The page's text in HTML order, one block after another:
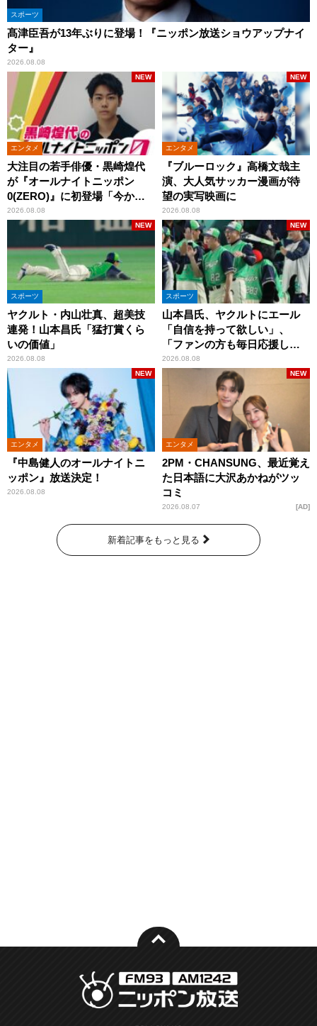
スポーツ
髙津臣吾が13年ぶりに登場！『ニッポン放送ショウアップナイ
ター』
2026.08.08
エンタメ
大注目の若手俳優・黒崎煌代
が『オールナイトニッポン
0(ZERO)』に初登場「今から
とてもワクワクしておりま
す！」
2026.08.08
NEW
エンタメ
『ブルーロック』高橋文哉主
演、大人気サッカー漫画が待
望の実写映画に
2026.08.08
NEW
スポーツ
ヤクルト・内山壮真、超美技
連発！山本昌氏「猛打賞くら
いの価値」
2026.08.08
NEW
スポーツ
山本昌氏、ヤクルトにエール
「自信を持って欲しい」、
「ファンの方も毎日応援して
くれています」
2026.08.08
NEW
エンタメ
『中島健人のオールナイトニ
ッポン』放送決定！
2026.08.08
NEW
エンタメ
2PM・CHANSUNG、最近覚え
た日本語に大沢あかねがツッ
コミ
2026.08.07
NEW
AD
新着記事をもっと見る